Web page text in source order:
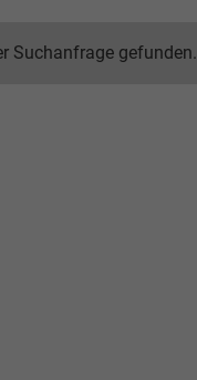
Suchanfrage gefunden.